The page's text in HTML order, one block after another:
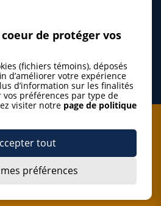
à l'infolettre
l’infolettre de La Gazette de la
de protéger vos
(fichiers témoins), déposés
d’améliorer votre expérience
d’information sur les finalités
préférences par type de
visiter notre page de politique
tout
préférences